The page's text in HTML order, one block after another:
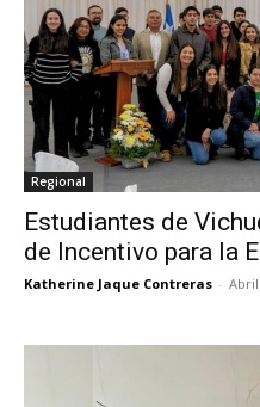
Regional
Estudiantes de
de Incentivo para la
Katherine Jaque Contreras - Abril